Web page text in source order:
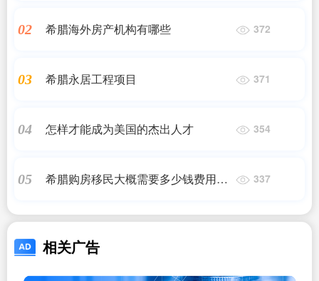
02 希腊海外房产机构有哪些 372
03 希腊永居工程项目 371
04 怎样才能成为美国的杰出人才 354
05
希腊购房移民大概需要多少钱费用一
337
相关广告